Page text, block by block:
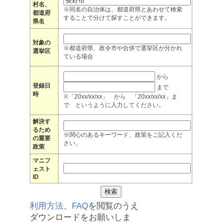
村名、
都道府
県名
※同名の自治体は、都道府県とあわせて検索
することで分けて探すことができます。
対象の
選挙区
※都道府県、政令市や合併で選挙区が分かれ
ている場合
登録日
時
から
まで
※「20xx/xx/xx」 から 「20xx/xx/xx」ま
で というように入力してください。
解決す
るため
の重要
政策
※関心のあるキーワード、政策をご記入くだ
さい。
マニフ
ェスト
ID
利用方法、 FAQを閲覧のうえ
ダウンロードをお願いしま